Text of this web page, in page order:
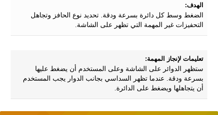
الهدف:
الضغط وسط كل دائرة بسرعة ودقة. تحديد نوع الحافز وتجاهل
التحفيزات غير المهمة التي تظهر على الشاشة.
تعليمات لإنجاز المهمة:
ستظهر الدوائر على الشاشة وعلى المستخدم أن يضغط عليها
بسرعة ودقة. عندما تظهر السداسي بجانب الدوار يجب المستخدم
أن يتجاهلها ويضغط على الدائرة.